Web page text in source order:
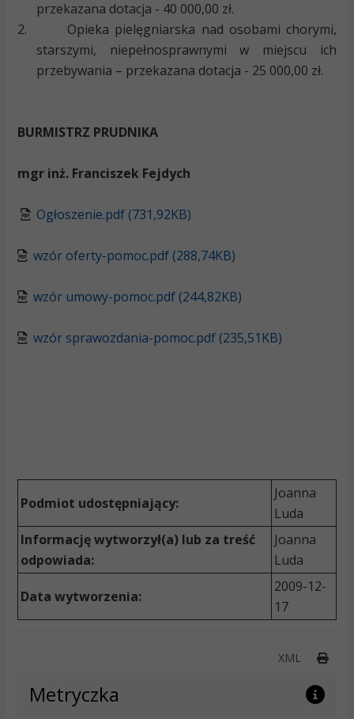
przekazana dotacja - 40 000,00 zł.
2.
Opieka pielęgniarska nad osobami chorymi,
starszymi, niepełnosprawnymi w miejscu ich
przebywania – przekazana dotacja - 25 000,00 zł.
BURMISTRZ PRUDNIKA
mgr inż. Franciszek Fejdych
Ogłoszenie.pdf (731,92KB)
wzór oferty-pomoc.pdf (288,74KB)
wzór umowy-pomoc.pdf (244,82KB)
wzór sprawozdania-pomoc.pdf (235,51KB)
Podmiot udostępniający:
Joanna
Luda
Informację wytworzył(a) lub za treść
odpowiada:
Joanna
Luda
Data wytworzenia:
2009-12-
17
XML
Metryczka